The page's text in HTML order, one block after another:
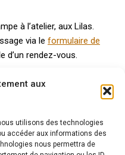
aux
utilisons des technologies
accéder aux informations des
nous permettra de
à l’atelier, aux Lilas.
via le formulaire de
d’un rendez-vous.
aussi…